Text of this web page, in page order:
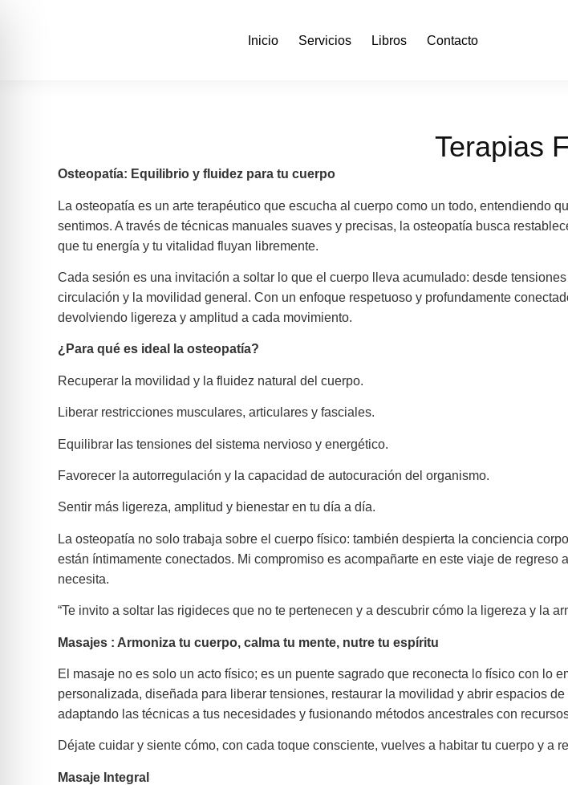
Inicio Servicios Libros Contacto
Terapias
Osteopatía: Equilibrio y fluidez para tu cuerpo
La osteopatía es un arte terapéutico que escucha al cuerpo como un todo, entendiendo
sentimos. A través de técnicas manuales suaves y precisas, la osteopatía busca
que tu energía y tu vitalidad fluyan libremente.
Cada sesión es una invitación a soltar lo que el cuerpo lleva acumulado: desde
circulación y la movilidad general. Con un enfoque respetuoso y profundamente
devolviendo ligereza y amplitud a cada movimiento.
¿Para qué es ideal la osteopatía?
Recuperar la movilidad y la fluidez natural del cuerpo.
Liberar restricciones musculares, articulares y fasciales.
Equilibrar las tensiones del sistema nervioso y energético.
Favorecer la autorregulación y la capacidad de autocuración del organismo.
Sentir más ligereza, amplitud y bienestar en tu día a día.
La osteopatía no solo trabaja sobre el cuerpo físico: también despierta la conciencia
están íntimamente conectados. Mi compromiso es acompañarte en este viaje de
necesita.
“Te invito a soltar las rigideces que no te pertenecen y a descubrir cómo la ligereza y la
Masajes : Armoniza tu cuerpo, calma tu mente, nutre tu espíritu
El masaje no es solo un acto físico; es un puente sagrado que reconecta lo físico con lo
personalizada, diseñada para liberar tensiones, restaurar la movilidad y abrir espacios
adaptando las técnicas a tus necesidades y fusionando métodos ancestrales con
Déjate cuidar y siente cómo, con cada toque consciente, vuelves a habitar tu cuerpo y a
Masaje Integral